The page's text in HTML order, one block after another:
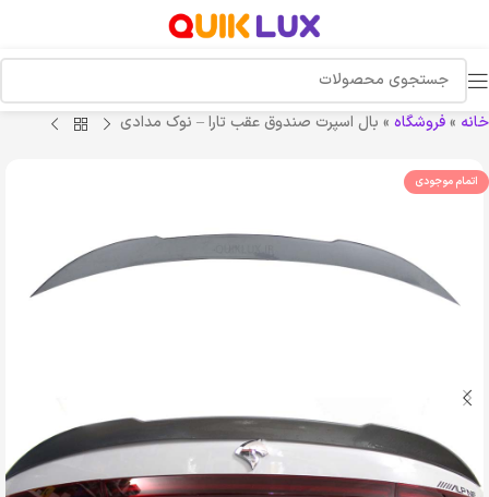
خانه »فروشگاه » بال اسپرت صندوق عقب تارا – نوک مدادی
اتمام موجودی